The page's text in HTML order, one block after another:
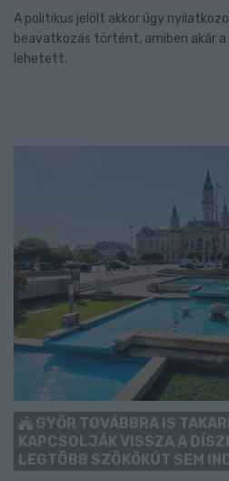
A politikus jelölt akkor úgy
beavatkozás történt, amiben akár a
lehetett.
GYŐR TOVÁBBRA IS
KAPCSOLJÁK VISSZA A
LEGTÖBB SZÖKŐKÚT SEM